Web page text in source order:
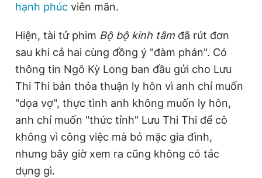
hạnh phúc viên mãn.
Hiện, tài tử phim Bộ bộ kinh tâm đã rút đơn
sau khi cả hai cùng đồng ý "đàm phán". Có
thông tin Ngô Kỳ Long ban đầu gửi cho Lưu
Thi Thi bản thỏa thuận ly hôn vì anh chỉ muốn
"dọa vợ", thực tình anh không muốn ly hôn,
anh chỉ muốn "thức tỉnh" Lưu Thi Thi để cô
không vì công việc mà bỏ mặc gia đình,
nhưng bây giờ xem ra cũng không có tác
dụng gì.